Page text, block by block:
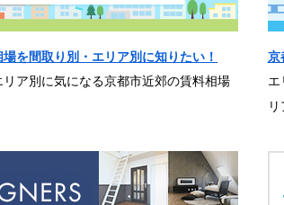
を間取り別・エリア別に知りたい！
リア別に気になる京都市近郊の賃料相場
京
エ